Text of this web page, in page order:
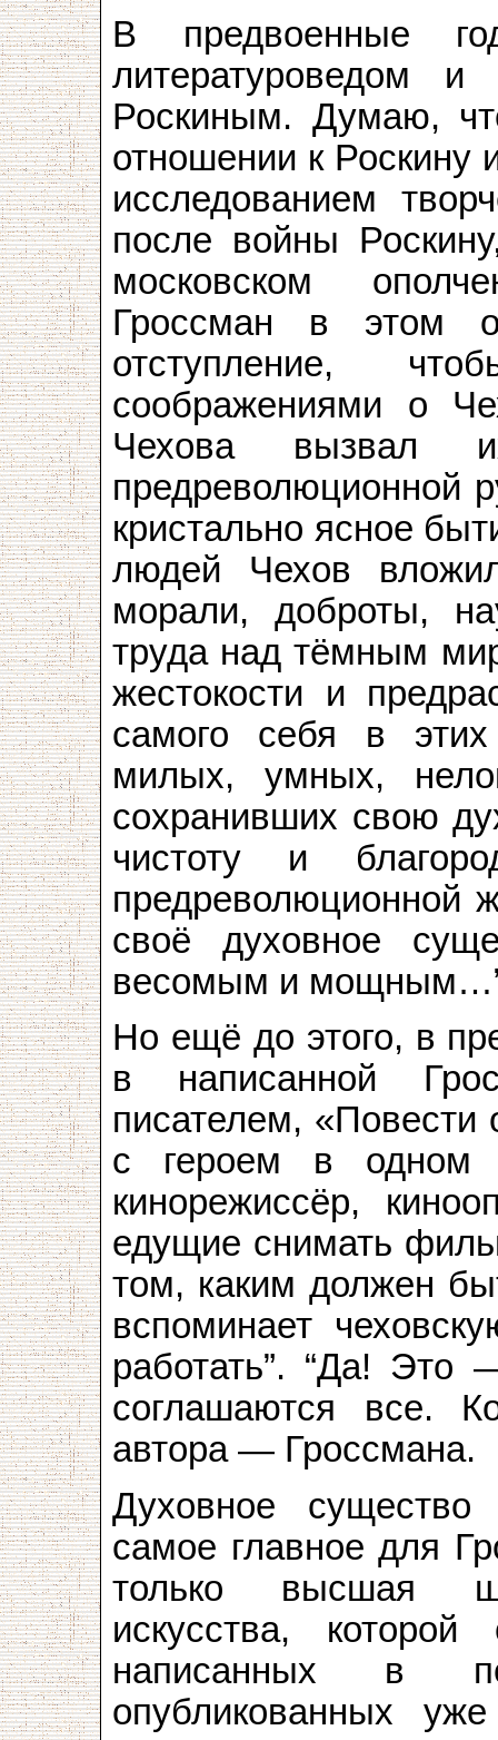
В предвоенные
литературоведом и
Роскиным. Думаю,
отношении к Роскину
исследованием
после войны
московском
Гроссман в этом
отступление,
соображениями о
Чехова вызвал
предреволюционной
кристально ясное
людей Чехов
морали, доброты,
труда над тёмным
жестокости и
самого себя в
милых, умных,
сохранивших свою
чистоту и
предреволюционной
своё духовное
весомым и
Но ещё до этого, в
в написанной
писателем, «Повести
с героем в одном
кинорежиссёр,
едущие снимать
том, каким должен
вспоминает
работать”. “Да! Это
соглашаются все.
автора — Гроссмана.
Духовное существо
самое главное для
только высшая
искусства,
написанных в
опубликованных